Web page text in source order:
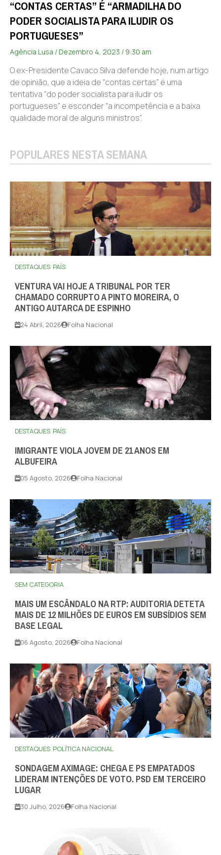
“CONTAS CERTAS” É “ARMADILHA DO
PODER SOCIALISTA PARA ILUDIR OS
PORTUGUESES”
Agência Lusa Dezembro 4, 2023 9:30 am
O ex-Presidente Cavaco Silva defende hoje, num artigo
de opinião, que a ideia de “contas certas” é uma
tentativa “do poder socialista para iludir os
portugueses” e esconder “a incompetência e a baixa
qualidade moral de alguns ministros”.
POPULARES NESTA SEMANA
DESTAQUES PAÍS
VENTURA VAI HOJE A TRIBUNAL POR TER
CHAMADO CORRUPTO A PINTO MOREIRA, O
ANTIGO AUTARCA DE ESPINHO
24 Abril, 2026 Folha Nacional
DESTAQUES PAÍS
IMIGRANTE VIOLA JOVEM DE 21 ANOS EM
ALBUFEIRA
05 Agosto, 2026 Folha Nacional
SEM CATEGORIA
MAIS UM ESCÂNDALO NA RTP: AUDITORIA DETETA
MAIS DE 12 MILHÕES DE EUROS EM SUBSÍDIOS SEM
BASE LEGAL
06 Agosto, 2026 Folha Nacional
DESTAQUES POLÍTICA NACIONAL
SONDAGEM AXIMAGE: CHEGA E PS EMPATADOS
LIDERAM INTENÇÕES DE VOTO. PSD EM TERCEIRO
LUGAR
30 Julho, 2026 Folha Nacional